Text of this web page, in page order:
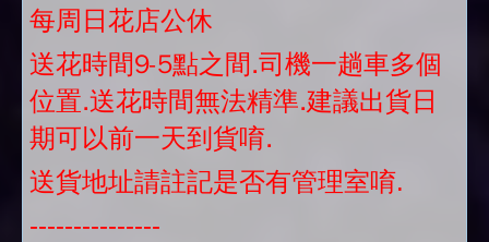
每周日花店公休
送花時間9-5點之間.司機一趟車多個
位置.送花時間無法精準.建議出貨日
期可以前一天到貨唷.
送貨地址請註記是否有管理室唷.
---------------